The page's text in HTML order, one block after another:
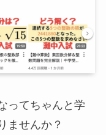
ってちゃんと学
ませんか？